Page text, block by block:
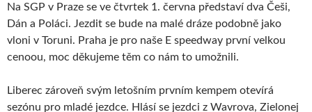
Na SGP v Praze se ve čtvrtek 1. června představí dva Češi,
Dán a Poláci. Jezdit se bude na malé dráze podobně jako
vloni v Toruni. Praha je pro naše E speedway první velkou
cenoou, moc děkujeme těm co nám to umožnili.
Liberec zároveň svým letošním prvním kempem otevírá
sezónu pro mladé jezdce. Hlásí se jezdci z Wavrova, Zielonej